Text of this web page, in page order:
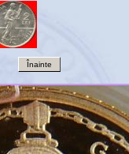
Înainte